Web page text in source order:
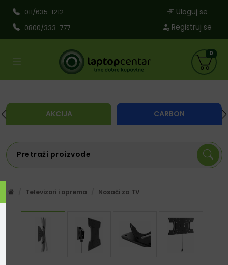
011/635-1212
0800/333-777
Uloguj se
Registruj se
AKCIJA CARBON
0
Televizori i oprema Nosači za TV